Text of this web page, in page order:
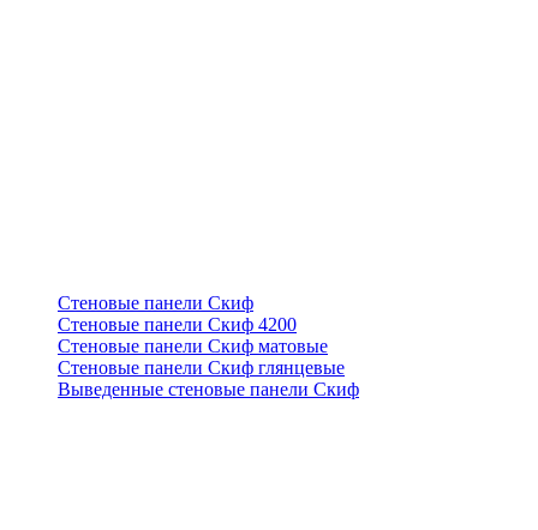
Стеновые панели Скиф
Стеновые панели Скиф 4200
Стеновые панели Скиф матовые
Стеновые панели Скиф глянцевые
Выведенные стеновые панели Скиф